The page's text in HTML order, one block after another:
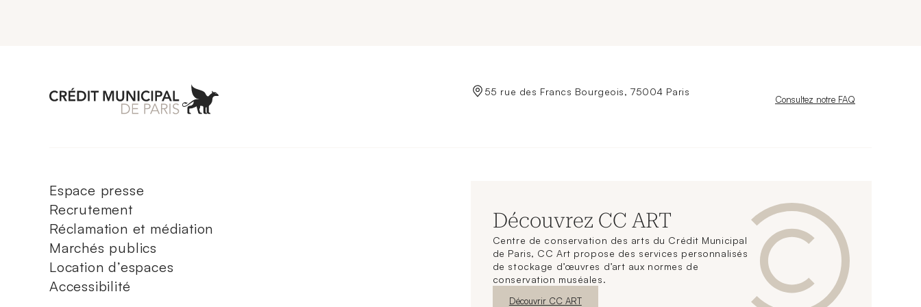
Aller à l'accueil de Crédit Municipal de Paris 55 rue des Francs Bourgeois, 75004 Paris
Nouvelle fenêtre
Consultez notre FAQ
Espace presse
Recrutement
Réclamation et médiation
Marchés publics
Location d’espaces
Accessibilité
Découvrez CC ART
Centre de conservation des arts du Crédit Municipal
de Paris, CC Art propose des services personnalisés
de stockage d’œuvres d’art aux normes de
conservation muséales.
Nouvelle fenêtre
Découvrir CC ART